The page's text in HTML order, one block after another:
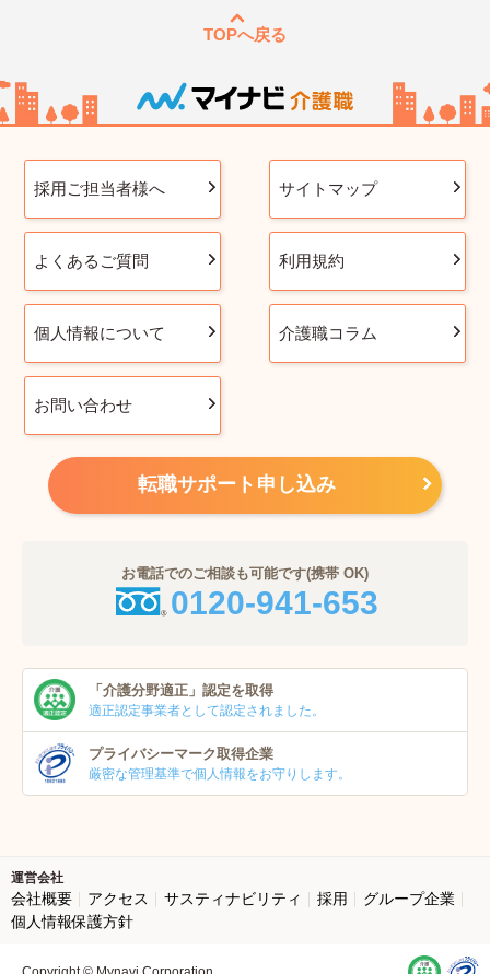
TOPへ戻る
採用ご担当者様へ サイトマップ
よくあるご質問 利用規約
個人情報について 介護職コラム
お問い合わせ
転職サポート申し込み
お電話でのご相談も可能です(携帯 OK)
0120-941-653
「介護分野適正」 認定を取得
適正認定事業者として認定されました。
プライバシーマーク取得企業
厳密な管理基準で個人情報をお守りします。
運営会社
会社概要 アクセス サスティナビリティ 採用
グループ企業
個人情報保護方針